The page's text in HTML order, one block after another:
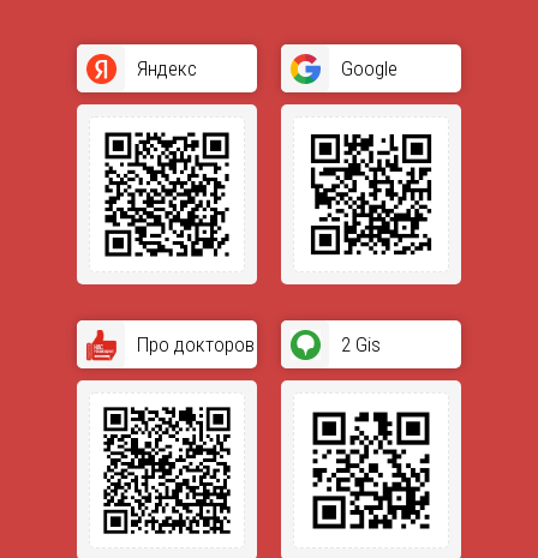
Яндекс Google
Про докторов 2 Gis